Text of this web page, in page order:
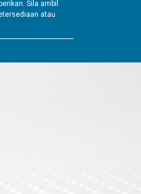
Sila ambil
atau